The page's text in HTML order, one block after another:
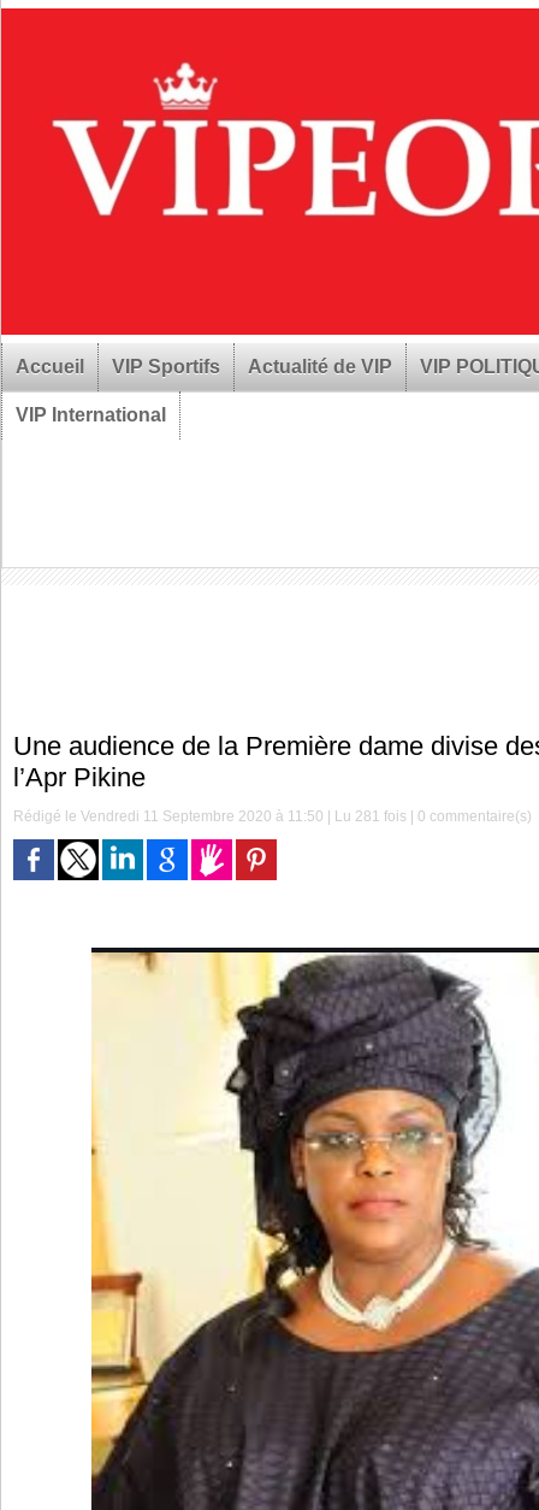
Accueil VIP Sportifs Actualité de VIP VIP
VIP International
Une audience de la Première dame divise
l’Apr Pikine
Rédigé le Vendredi 11 Septembre 2020 à 11:50 | Lu 281 fois |0 commentaire(s)